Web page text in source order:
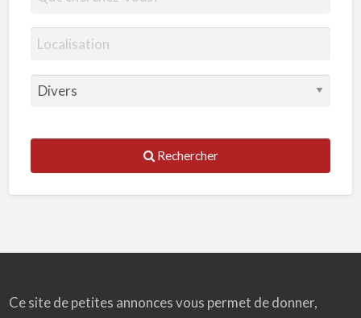
Rechercher
Ce site de petites annonces vous permet de donner,